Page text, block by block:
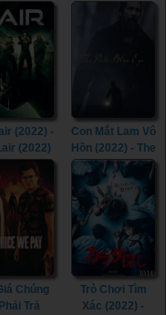
(2022) -
(2022)
Con Mắt Lam Vô
Hồn (2022) - The
Pale Blue Eye
(2022)
Chúng
Trả
Trò Chơi Tìm
Xác (2022) -